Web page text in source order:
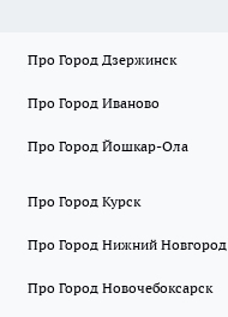
Про Город Дзержинск
Про Город Иваново
Про Город Йошкар-Ола
Про Город Курск
Про Город Нижний Новгород
Про Город Новочебоксарск